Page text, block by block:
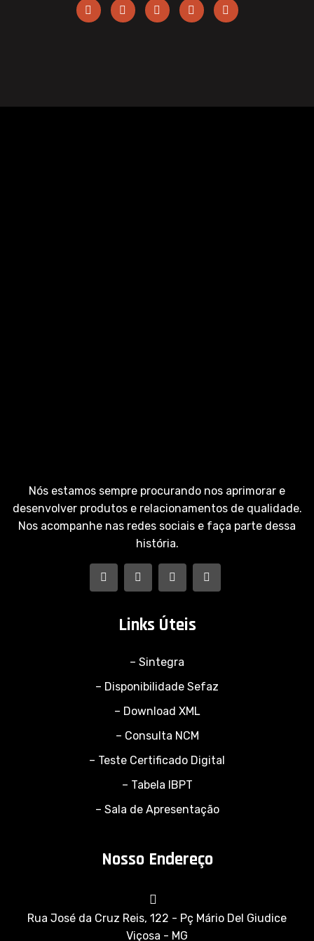
Nós estamos sempre procurando nos aprimorar e
desenvolver produtos e relacionamentos de qualidade.
Nos acompanhe nas redes sociais e faça parte dessa
história.
Links Úteis
– Sintegra
– Disponibilidade Sefaz
– Download XML
– Consulta NCM
– Teste Certificado Digital
– Tabela IBPT
– Sala de Apresentação
Nosso Endereço
Rua José da Cruz Reis, 122 - Pç Mário Del Giudice
Viçosa - MG